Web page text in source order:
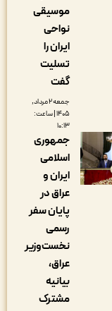
موسیقی
جمعه ۲ مرداد,
۱۴۰۵ | ساعت:
جمهوری
اسلامی
ایران و
پایان سفر
نخست‌وزیر